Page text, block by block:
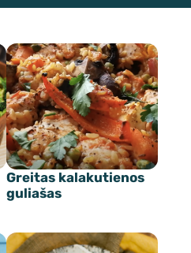
Greitas kalakutienos
guliašas